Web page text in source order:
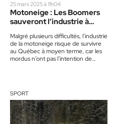
25 mars 2025 à 11h04
Motoneige : Les Boomers
sauveront l’industrie à
Malgré plusieurs difficultés, l’industrie
de la motoneige risque de survivre
au Québec à moyen terme, car les
mordus n’ont pas l’intention de
SPORT